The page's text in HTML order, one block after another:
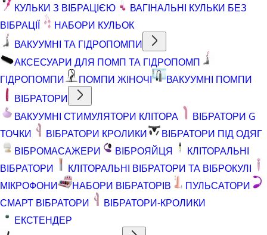
КУЛЬКИ З ВІБРАЦІЄЮ
ВАГІНАЛЬНІ КУЛЬКИ БЕЗ
ВІБРАЦІЇ
НАБОРИ КУЛЬОК
ВАКУУМНІ ТА ГІДРОПОМПИ
АКСЕСУАРИ ДЛЯ ПОМП ТА ГІДРОПОМП
ГІДРОПОМПИ
ПОМПИ ЖІНОЧІ
ВАКУУМНІ ПОМПИ
ВІБРАТОРИ
ВАКУУМНІ СТИМУЛЯТОРИ КЛІТОРА
ВІБРАТОРИ G
ТОЧКИ
ВІБРАТОРИ КРОЛИКИ
ВІБРАТОРИ ПІД ОДЯГ
ВІБРОМАСАЖЕРИ
ВІБРОЯЙЦЯ
КЛІТОРАЛЬНІ
ВІБРАТОРИ
КЛІТОРАЛЬНІ ВІБРАТОРИ ТА ВІБРОКУЛІ
МІКРОФОНИ
НАБОРИ ВІБРАТОРІВ
ПУЛЬСАТОРИ
СМАРТ ВІБРАТОРИ
ВІБРАТОРИ-КРОЛИКИ
ЕКСТЕНДЕР